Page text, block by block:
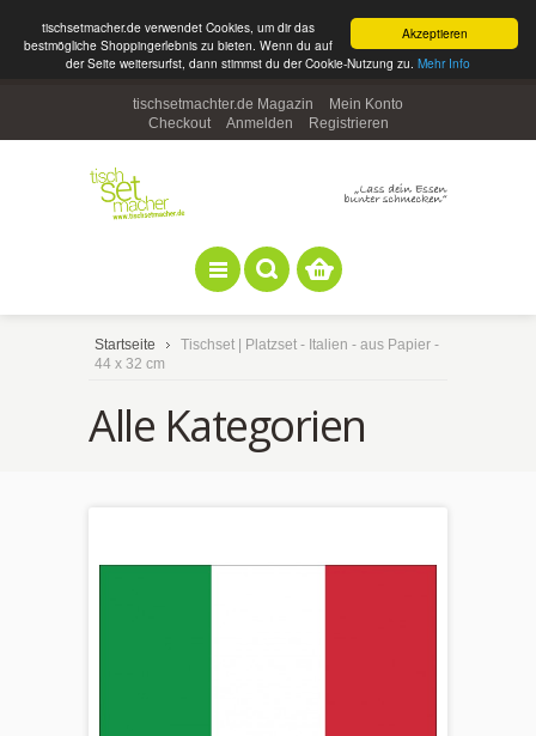
Akzeptieren
tischsetmacher.de verwendet Cookies, um dir das
bestmögliche Shoppingerlebnis zu bieten. Wenn du auf
der Seite weitersurfst, dann stimmst du der Cookie-Nutzung zu. Mehr Info
tischsetmachter.de Magazin
Mein Konto
Checkout
Anmelden Registrieren
Startseite
Tischset | Platzset - Italien - aus Papier -
44 x 32 cm
Alle Kategorien